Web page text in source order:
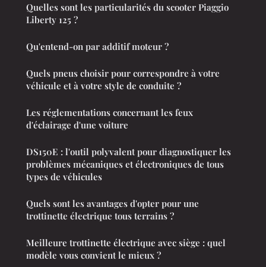
Quelles sont les particularités du scooter Piaggio
Liberty 125 ?
Qu'entend-on par additif moteur ?
Quels pneus choisir pour correspondre à votre
véhicule et à votre style de conduite ?
Les réglementations concernant les feux
d'éclairage d'une voiture
DS150E : l'outil polyvalent pour diagnostiquer les
problèmes mécaniques et électroniques de tous
types de véhicules
Quels sont les avantages d'opter pour une
trottinette électrique tous terrains ?
Meilleure trottinette électrique avec siège : quel
modèle vous convient le mieux ?